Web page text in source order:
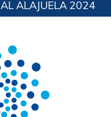
ALAJUELA 2024